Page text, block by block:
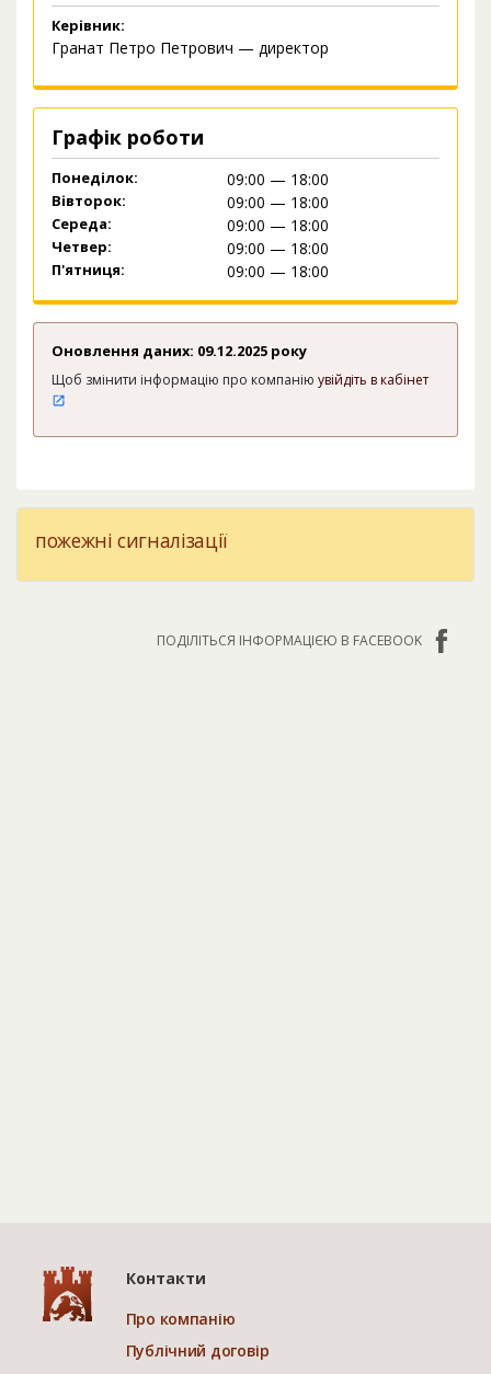
Керівник:
Гранат Петро Петрович — директор
Графік роботи
Понеділок: 09:00 — 18:00
Вівторок: 09:00 — 18:00
Середа: 09:00 — 18:00
Четвер: 09:00 — 18:00
П'ятниця: 09:00 — 18:00
Оновлення даних: 09.12.2025 року
Щоб змінити інформацію про компанію увійдіть в кабінет
пожежні сигналізації
ПОДІЛІТЬСЯ ІНФОРМАЦІЄЮ В FACEBOOK
Контакти
Про компанію
Публічний договір